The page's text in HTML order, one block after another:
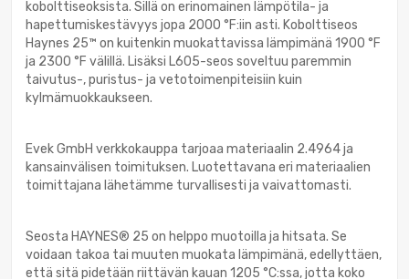
kobolttiseoksista. Sillä on erinomainen lämpötila- ja
hapettumiskestävyys jopa 2000 °F:iin asti. Kobolttiseos
Haynes 25™ on kuitenkin muokattavissa lämpimänä 1900 °F
ja 2300 °F välillä. Lisäksi L605-seos soveltuu paremmin
taivutus-, puristus- ja vetotoimenpiteisiin kuin
kylmämuokkaukseen.
Evek GmbH verkkokauppa tarjoaa materiaalin 2.4964 ja
kansainvälisen toimituksen. Luotettavana eri materiaalien
toimittajana lähetämme turvallisesti ja vaivattomasti.
Seosta HAYNES® 25 on helppo muotoilla ja hitsata. Se
voidaan takoa tai muuten muokata lämpimänä, edellyttäen,
että sitä pidetään riittävän kauan 1205 °C:ssa, jotta koko